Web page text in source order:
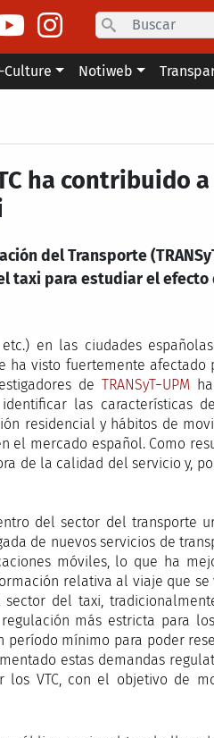
Notiweb
ha contribuido
del Transporte
taxi para estudiar el efecto
etc.) en las ciudades
visto fuertemente afectado
de TRANSyT−UPM
las características
residencial y hábitos de
el mercado español. Como
de la calidad del servicio y,
del sector del transporte
de nuevos servicios de
móviles, lo que ha
relativa al viaje que
del taxi,
más estricta para
mínimo para poder
estas demandas
VTC, con el objetivo de